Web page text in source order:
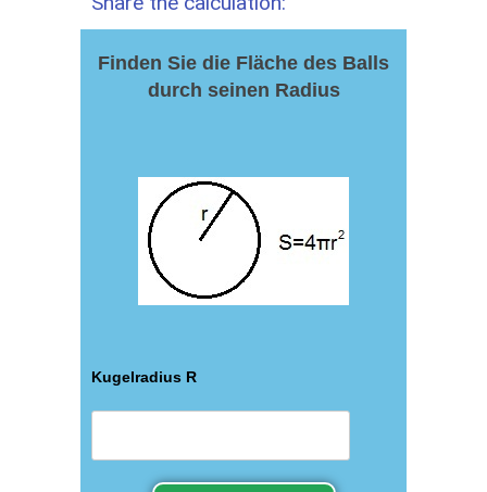
Finden Sie die Fläche des Balls
durch seinen Radius
Kugelradius R